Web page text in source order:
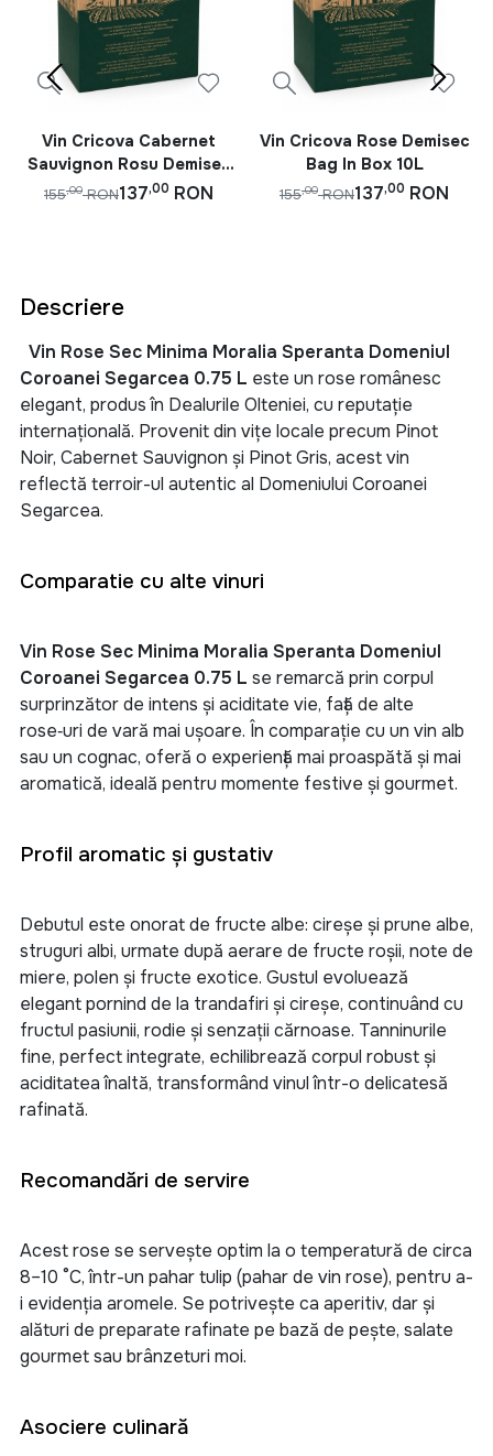
Vin Cricova Cabernet
Sauvignon Rosu Demisec
Bag In Box 10L
137,00 RON
155,00 RON
Vin Cricova Rose Demisec
Bag In Box 10L
137,00 RON
155,00 RON
Descriere
Vin Rose Sec Minima Moralia Speranta Domeniul
Coroanei Segarcea 0.75 L este un rose românesc
elegant, produs în Dealurile Olteniei, cu reputație
internațională. Provenit din vițe locale precum Pinot
Noir, Cabernet Sauvignon și Pinot Gris, acest vin
reflectă terroir-ul autentic al Domeniului Coroanei
Segarcea.
Comparatie cu alte vinuri
Vin Rose Sec Minima Moralia Speranta Domeniul
Coroanei Segarcea 0.75 L se remarcă prin corpul
surprinzător de intens și aciditate vie, față de alte
rose‑uri de vară mai ușoare. În comparație cu un vin alb
sau un cognac, oferă o experiență mai proaspătă și mai
aromatică, ideală pentru momente festive și gourmet.
Profil aromatic și gustativ
Debutul este onorat de fructe albe: cireșe și prune albe,
struguri albi, urmate după aerare de fructe roșii, note de
miere, polen și fructe exotice. Gustul evoluează
elegant pornind de la trandafiri și cireșe, continuând cu
fructul pasiunii, rodie și senzații cărnoase. Tanninurile
fine, perfect integrate, echilibrează corpul robust și
aciditatea înaltă, transformând vinul într-o delicatesă
rafinată.
Recomandări de servire
Acest rose se servește optim la o temperatură de circa
8–10 °C, într-un pahar tulip (pahar de vin rose), pentru a-
i evidenția aromele. Se potrivește ca aperitiv, dar și
alături de preparate rafinate pe bază de pește, salate
gourmet sau brânzeturi moi.
Asociere culinară